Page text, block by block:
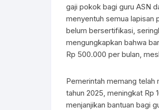
gaji pokok bagi guru ASN
menyentuh semua lapisan
belum bersertifikasi,
mengungkapkan bahwa
Rp 500.000 per bulan,
Pemerintah memang telah
tahun 2025, meningkat Rp
menjanjikan bantuan bagi